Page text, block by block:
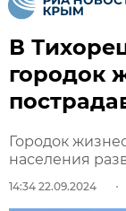
В
городок
Городок
населения
14:34 22.09.2024